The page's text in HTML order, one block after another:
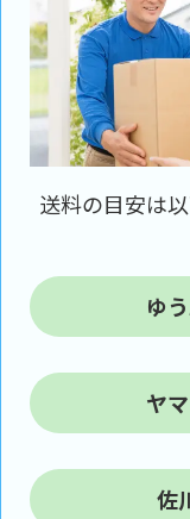
送料の目安は
ゆ
ヤ
佐